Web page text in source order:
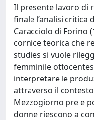
Il presente lavoro di
finale l’analisi critica
Caracciolo di Forino
cornice teorica che
studies si vuole
femminile
interpretare le
attraverso il
Mezzogiorno pre e
donne riescono a